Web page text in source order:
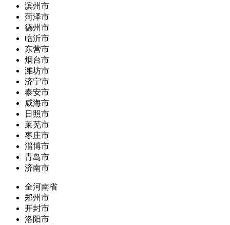
滨州市
菏泽市
德州市
临沂市
东营市
烟台市
潍坊市
济宁市
泰安市
威海市
日照市
莱芜市
枣庄市
淄博市
青岛市
济南市
全河南省
郑州市
开封市
洛阳市